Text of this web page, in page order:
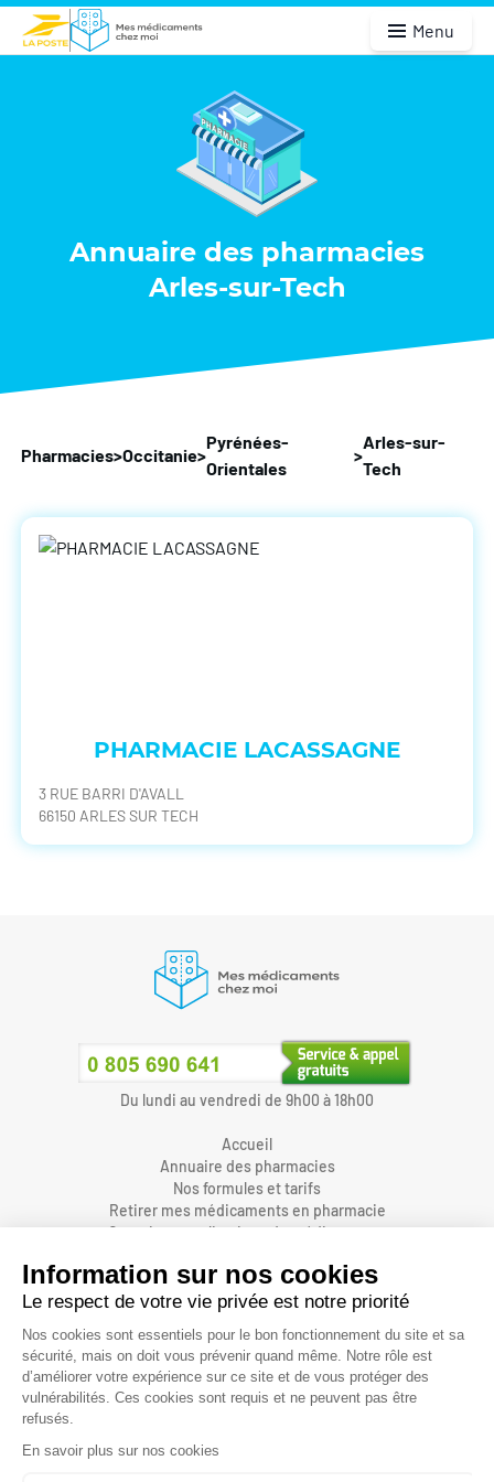
Menu
Annuaire des pharmacies
Arles-sur-Tech
Pharmacies>Occitanie>
Pyrénées-
Orientales
>
Arles-sur-
Tech
PHARMACIE LACASSAGNE
3 RUE BARRI D'AVALL
66150 ARLES SUR TECH
Du lundi au vendredi de 9h00 à 18h00
Accueil
Annuaire des pharmacies
Nos formules et tarifs
Retirer mes médicaments en pharmacie
Organiser une livraison de médicaments
Accès pharmaciens
Accès aidants
Aide et FAQ
Nous contacter
Accessibilité
Mentions légales
Protection des données personnelles